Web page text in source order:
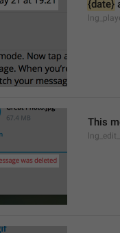
{date}
This